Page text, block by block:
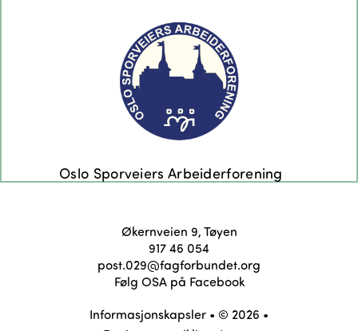
Økernveien 9, Tøyen
917 46 054
post.029@fagforbundet.org
Følg OSA på Facebook
Informasjonskapsler • © 2026 •